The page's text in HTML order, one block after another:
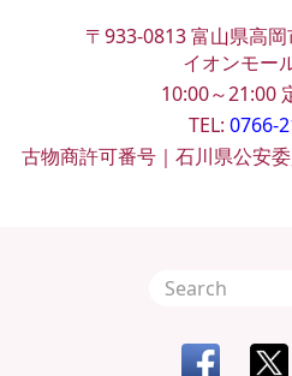
〒933-0813 富山県高
イオンモー
10:00～21:00
TEL: 0766-
古物商許可番号｜石川県公安